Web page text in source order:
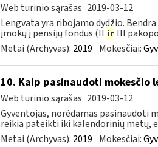
Web turinio sąrašas 2019-03-12
Lengvata yra ribojamo dydžio.
įmokų į pensijų fondus (II ir III
Metai (Archyvas): 2019 Mokesčiai:
10. Kaip pasinaudoti mokesčio
Web turinio sąrašas 2019-03-12
Gyventojas, norėdamas pasinaudoti
reikia pateikti iki kalendorinių metų,
Metai (Archyvas): 2019 Mokesčiai: